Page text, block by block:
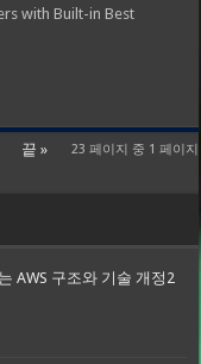
with Built-in Best
23 페이지 중 1 페이지
끝 »
AWS 구조와 기술 개정2